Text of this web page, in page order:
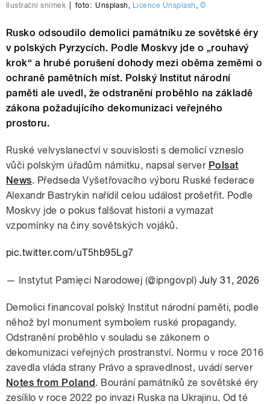
Ilustrační snímek foto: Unsplash , Licence Unsplash , ©
Rusko odsoudilo demolici památníku ze sovětské éry
v polských Pyrzycích. Podle Moskvy jde o „rouhavý
krok“ a hrubé porušení dohody mezi oběma zeměmi o
ochraně pamětních míst. Polský Institut národní
paměti ale uvedl, že odstranění proběhlo na základě
zákona požadujícího dekomunizaci veřejného
prostoru.
Ruské velvyslanectví v souvislosti s demolicí vzneslo
vůči polským úřadům námitku, napsal server Polsat
News. Předseda Vyšetřovacího výboru Ruské federace
Alexandr Bastrykin nařídil celou událost prošetřit. Podle
Moskvy jde o pokus falšovat historii a vymazat
vzpomínky na činy sovětských vojáků.
pic.twitter.com/uT5hb95Lg7
— Instytut Pamięci Narodowej (@ipngovpl) July 31, 2026
Demolici financoval polský Institut národní paměti, podle
něhož byl monument symbolem ruské propagandy.
Odstranění proběhlo v souladu se zákonem o
dekomunizaci veřejných prostranství. Normu v roce 2016
zavedla vláda strany Právo a spravedlnost, uvádí server
Notes from Poland. Bourání památníků ze sovětské éry
zesílilo v roce 2022 po invazi Ruska na Ukrajinu. Od té